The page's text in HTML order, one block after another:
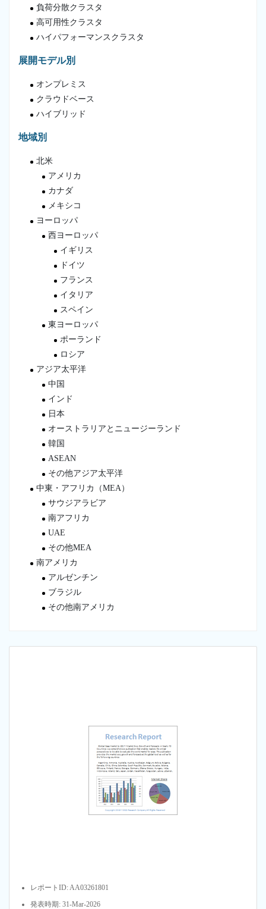
負荷分散クラスタ
高可用性クラスタ
ハイパフォーマンスクラスタ
展開モデル別
オンプレミス
クラウドベース
ハイブリッド
地域別
北米
アメリカ
カナダ
メキシコ
ヨーロッパ
西ヨーロッパ
イギリス
ドイツ
フランス
イタリア
スペイン
東ヨーロッパ
ポーランド
ロシア
アジア太平洋
中国
インド
日本
オーストラリアとニュージーランド
韓国
ASEAN
その他アジア太平洋
中東・アフリカ（MEA）
サウジアラビア
南アフリカ
UAE
その他MEA
南アメリカ
アルゼンチン
ブラジル
その他南アメリカ
レポートID: AA03261801
発表時期: 31-Mar-2026